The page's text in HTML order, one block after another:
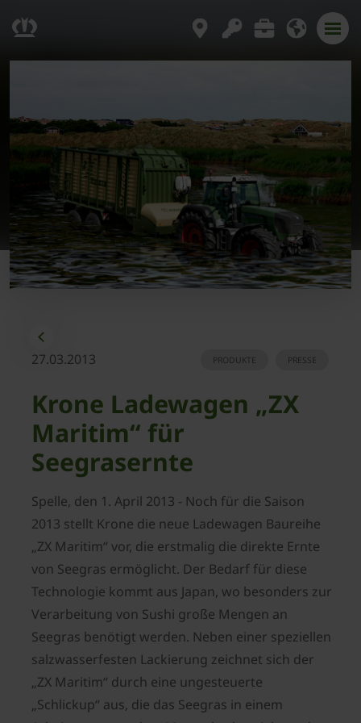
27.03.2013 PRESSE
PRODUKTE
Krone Ladewagen „ZX
Maritim“ für
Seegrasernte
Spelle, den 1. April 2013 - Noch für die Saison
2013 stellt Krone die neue Ladewagen Baureihe
„ZX Maritim“ vor, die erstmalig die direkte Ernte
von Seegras ermöglicht. Der Bedarf für diese
Technologie kommt aus Japan, wo besonders zur
Verarbeitung von Sushi große Mengen an
Seegras benötigt werden. Neben einer speziellen
salzwasserfesten Lackierung zeichnet sich der
„ZX Maritim“ durch eine ungesteuerte
„Schlickup“ aus, die das Seegras in einem